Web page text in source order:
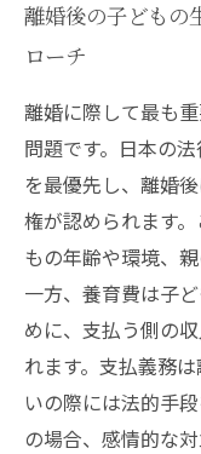
離婚後の子どもの
ローチ
離婚に際して最も
問題です。日本の
を最優先し、離婚
権が認められます
もの年齢や環境、
一方、養育費は子
めに、支払う側の
れます。支払義務
いの際には法的手
の場合、感情的な